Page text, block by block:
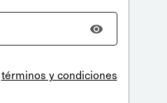
términos y condiciones